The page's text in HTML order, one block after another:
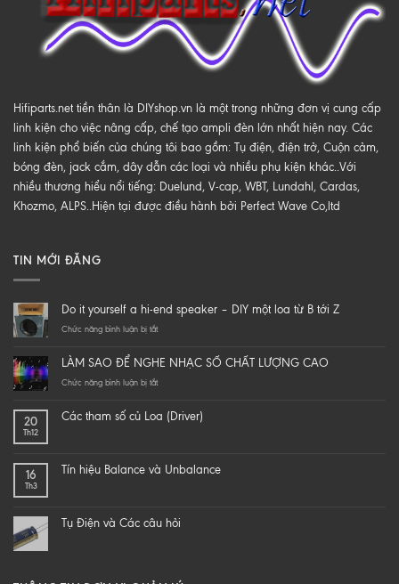
Hifiparts.net tiền thân là DIYshop.vn là một trong những đơn vị cung cấp
linh kiện cho việc nâng cấp, chế tạo ampli đèn lớn nhất hiện nay. Các
linh kiện phổ biến của chúng tôi bao gồm: Tụ điện, điện trở, Cuộn cảm,
bóng đèn, jack cắm, dây dẫn các loại và nhiều phụ kiện khác..Với
nhiều thương hiểu nổi tiếng: Duelund, V-cap, WBT, Lundahl, Cardas,
Khozmo, ALPS..Hiện tại được điều hành bởi Perfect Wave Co,ltd
TIN MỚI ĐĂNG
Do it yourself a hi-end speaker – DIY một loa từ B tới Z
Chức năng bình luận bị tắtở
yourself
a
speaker
loa
Z
LÀM SAO ĐỂ NGHE NHẠC SỐ CHẤT LƯỢNG CAO
Chức năng bình luận bị tắtở
ĐỂ
CHẤT
20
Th12
Các tham số củ Loa (Driver)
16
Th3
Tín hiệu Balance và Unbalance
Tụ Điện và Các câu hỏi